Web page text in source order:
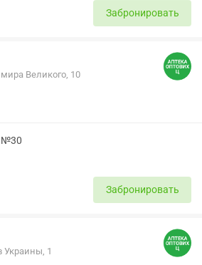
Забронировать
Великого, 10
№30
Забронировать
Украины, 1